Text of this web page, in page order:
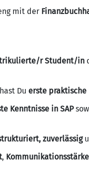
mit der
r Student/in
Du erste praktische
Kenntnisse in SAP
zuverlässig
, Kommunikationsstärke